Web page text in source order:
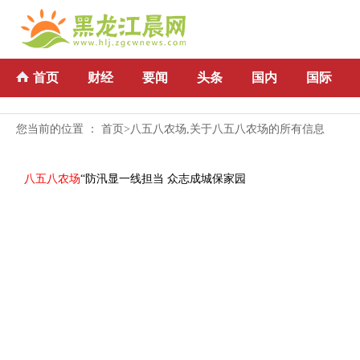
首页 财经 要闻 头条 国内 国际
您当前的位置 ： 首页 >八五八农场,关于八五八农场的所有信息
八五八农场“防汛显一线担当 众志成城保家园